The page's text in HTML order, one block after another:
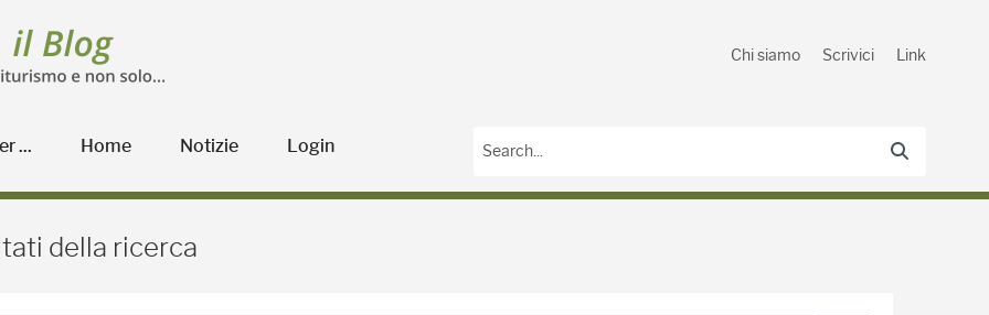
Chi siamo Scrivici Link
... Home Notizie Login
Agricoltura
della ricerca